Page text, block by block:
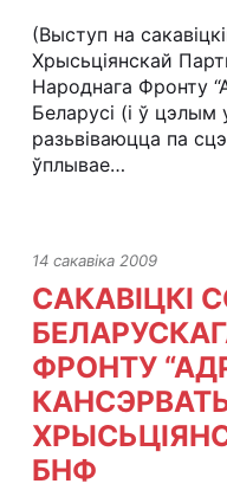
(Выступ на
Хрысьціянскай
Народнага Фронту
Беларусі (і ў
разьвіваюцца па
ўплывае…
14 сакавіка 2009
САКАВІЦКІ
ФРОНТУ
БНФ